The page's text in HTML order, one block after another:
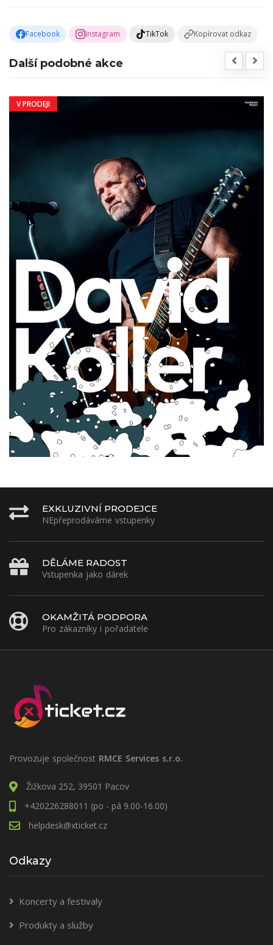
Facebook Instagram TikTok Kopírovat odkaz
Další podobné akce
V PRODEJI
EXKLUZIVNÍ PRODEJCE
NEpřeprodáváme vstupenky
DĚLÁME RADOST
Vstupenka jako dárek
OKAMŽITÁ PODPORA
Pro zákazníky i pořadatele
Provozuje společnost RMCE Services s.r.o.
Žižkova 252, 39501 Pacov
+420226288011 (po - pá 9.00-16.00)
helpdesk@xticket.cz
Odkazy
Koncerty a festivaly
Produkty a služby